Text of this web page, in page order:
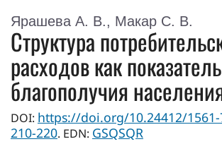
Ярашева А. В., Макар С. В.
Структура
расходов как показатель
благополучия
DOI: https://doi.org/10.24412/1561-
210-220. EDN: GSQSQR